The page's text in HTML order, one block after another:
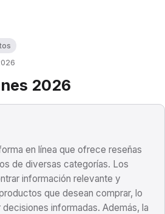
2026
en línea que ofrece reseñas
de diversas categorías. Los
información relevante y
que desean comprar, lo
informadas. Además, la